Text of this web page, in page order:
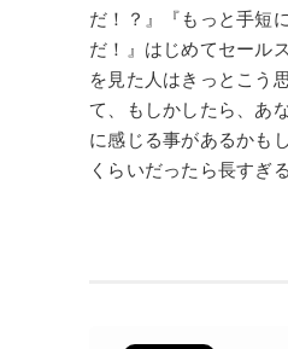
だ！？』『もっと手短
だ！』はじめてセール
を見た人はきっとこう
て、もしかしたら、あ
に感じる事があるかも
くらいだったら長すぎ